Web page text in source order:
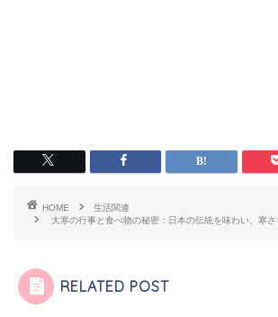
HOME
生活関連
大寒の行事と食べ物の秘密：日本の伝統を味わい、寒
RELATED POST